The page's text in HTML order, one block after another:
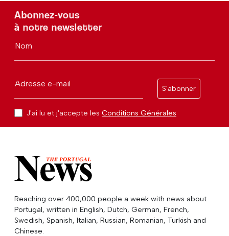
Abonnez-vous
à notre newsletter
Nom
Adresse e-mail
S'abonner
J'ai lu et j'accepte les Conditions Générales
Reaching over 400,000 people a week with news about
Portugal, written in English, Dutch, German, French,
Swedish, Spanish, Italian, Russian, Romanian, Turkish and
Chinese.